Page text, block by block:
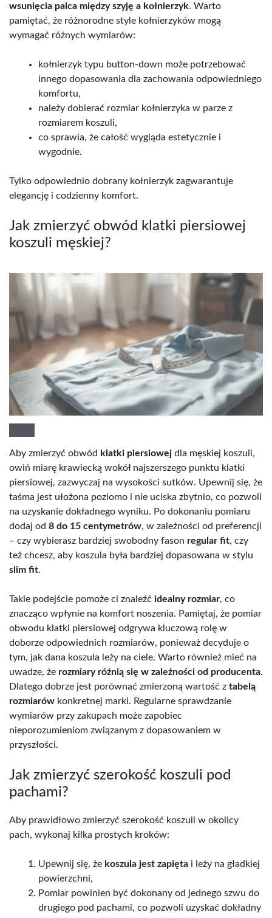
wsunięcia palca między szyję a kołnierzyk. Warto
pamiętać, że różnorodne style kołnierzyków mogą
wymagać różnych wymiarów:
kołnierzyk typu button-down może potrzebować
innego dopasowania dla zachowania odpowiedniego
komfortu,
należy dobierać rozmiar kołnierzyka w parze z
rozmiarem koszuli,
co sprawia, że całość wygląda estetycznie i
wygodnie.
Tylko odpowiednio dobrany kołnierzyk zagwarantuje
elegancję i codzienny komfort.
Jak zmierzyć obwód klatki piersiowej
koszuli męskiej?
Aby zmierzyć obwód klatki piersiowej dla męskiej koszuli,
owiń miarę krawiecką wokół najszerszego punktu klatki
piersiowej, zazwyczaj na wysokości sutków. Upewnij się, że
taśma jest ułożona poziomo i nie uciska zbytnio, co pozwoli
na uzyskanie dokładnego wyniku. Po dokonaniu pomiaru
dodaj od 8 do 15 centymetrów, w zależności od preferencji
– czy wybierasz bardziej swobodny fason regular fit, czy
też chcesz, aby koszula była bardziej dopasowana w stylu
slim fit.
Takie podejście pomoże ci znaleźć idealny rozmiar, co
znacząco wpłynie na komfort noszenia. Pamiętaj, że pomiar
obwodu klatki piersiowej odgrywa kluczową rolę w
doborze odpowiednich rozmiarów, ponieważ decyduje o
tym, jak dana koszula leży na ciele. Warto również mieć na
uwadze, że rozmiary różnią się w zależności od producenta.
Dlatego dobrze jest porównać zmierzoną wartość z tabelą
rozmiarów konkretnej marki. Regularne sprawdzanie
wymiarów przy zakupach może zapobiec
nieporozumieniom związanym z dopasowaniem w
przyszłości.
Jak zmierzyć szerokość koszuli pod
pachami?
Aby prawidłowo zmierzyć szerokość koszuli w okolicy
pach, wykonaj kilka prostych kroków:
Upewnij się, że koszula jest zapięta i leży na gładkiej
powierzchni,
Pomiar powinien być dokonany od jednego szwu do
drugiego pod pachami, co pozwoli uzyskać dokładny